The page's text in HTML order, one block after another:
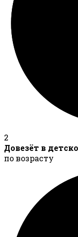
2
Довезёт в
по возрасту